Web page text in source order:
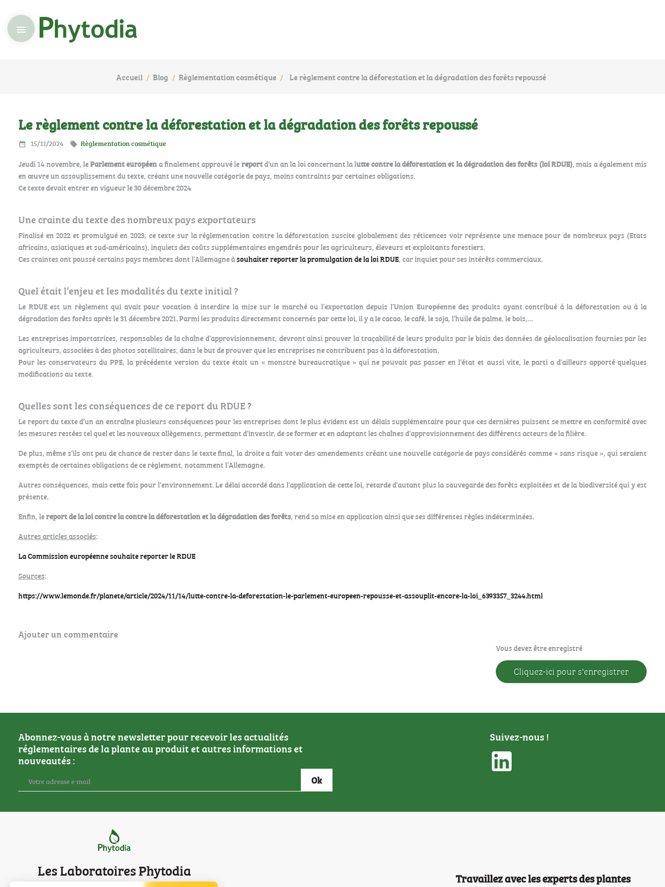

Accueil Blog Règlementation cosmétique Le règlement contre la déforestation et la dégradation des forêts repoussé
Le règlement contre la déforestation et la dégradation des forêts repoussé
 15/11/2024  Règlementation cosmétique
Jeudi 14 novembre, leParlement européena finalement approuvé lereportd’un an la loi concernant la lutte contre la déforestation et la dégradation des forêts (loi RDUE), mais a également mis
en œuvre un assouplissement du texte, créant une nouvelle catégorie de pays, moins contraints par certaines obligations.
Ce texte devait entrer en vigueur le 30 décembre 2024
Une crainte du texte des nombreux pays exportateurs
Finalisé en 2022 et promulgué en 2023, ce texte sur la réglementation contre la déforestation suscite globalement des réticences voir représente une menace pour de nombreux pays (Etats
africains, asiatiques et sud-américains), inquiets des coûts supplémentaires engendrés pour les agriculteurs, éleveurs et exploitants forestiers.
Ces craintes ont poussé certains pays membres dont l’Allemagne àsouhaiter reporter la promulgation de la loi RDUE, car inquiet pour ses intérêts commerciaux.
Quel était l’enjeu et les modalités du texte initial ?
Le RDUE est un règlement qui avait pour vocation à interdire la mise sur le marché ou l’exportation depuis l’Union Européenne des produits ayant contribué à la déforestation ou à la
dégradation des forêts après le 31 décembre 2021. Parmi les produits directement concernés par cette loi, il y a le cacao, le café, le soja, l’huile de palme, le bois,…
Les entreprises importatrices, responsables de la chaîne d’approvisionnement, devront ainsi prouver la traçabilité de leurs produits par le biais des données de géolocalisation fournies par les
agriculteurs, associées à des photos satellitaires, dans le but de prouver que les entreprises ne contribuent pas à la déforestation.
Pour les conservateurs du PPE, la précédente version du texte était un « monstre bureaucratique » qui ne pouvait pas passer en l’état et aussi vite, le parti a d’ailleurs apporté quelques
modifications au texte.
Quelles sont les conséquences de ce report du RDUE ?
Le report du texte d’un an entraîne plusieurs conséquences pour les entreprises dont le plus évident est un délais supplémentaire pour que ces dernières puissent se mettre en conformité avec
les mesures restées tel quel et les nouveaux allègements, permettant d’investir, de se former et en adaptant les chaînes d’approvisionnement des différents acteurs de la filière.
De plus, même s’ils ont peu de chance de rester dans le texte final, la droite a fait voter des amendements créant une nouvelle catégorie de pays considérés comme « sans risque », qui seraient
exemptés de certaines obligations de ce règlement, notamment l’Allemagne.
Autres conséquences, mais cette fois pour l’environnement. Le délai accordé dans l’application de cette loi, retarde d’autant plus la sauvegarde des forêts exploitées et de la biodiversité qui y est
présente.
Enfin, lereport de la loi contre la contre la déforestation et la dégradation des forêts, rend sa mise en application ainsi que ses différentes règles indéterminées.
Autres articles associés:
La Commission européenne souhaite reporter le RDUE
Sources:
https://www.lemonde.fr/planete/article/2024/11/14/lutte-contre-la-deforestation-le-parlement-europeen-repousse-et-assouplit-encore-la-loi_6393357_3244.html
Ajouter un commentaire
Vous devez être enregistré
Cliquez-ici pour s'enregistrer
Abonnez-vous à notre newsletter pour recevoir les actualités
réglementaires de la plante au produit et autres informations et
nouveautés :
Suivez-nous !
Les Laboratoires Phytodia Travaillez avec les experts des plantes